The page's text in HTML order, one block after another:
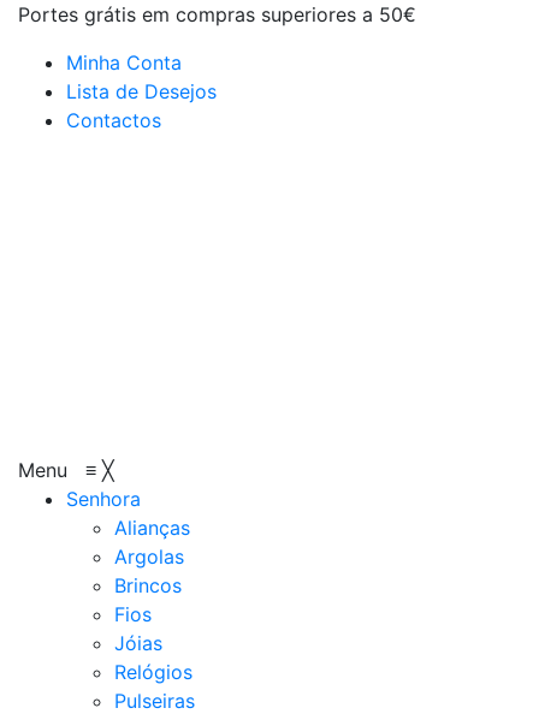
Portes grátis em compras superiores a 50€
Minha Conta
Lista de Desejos
Contactos
Menu ≡ ╳
Senhora
Alianças
Argolas
Brincos
Fios
Jóias
Relógios
Pulseiras